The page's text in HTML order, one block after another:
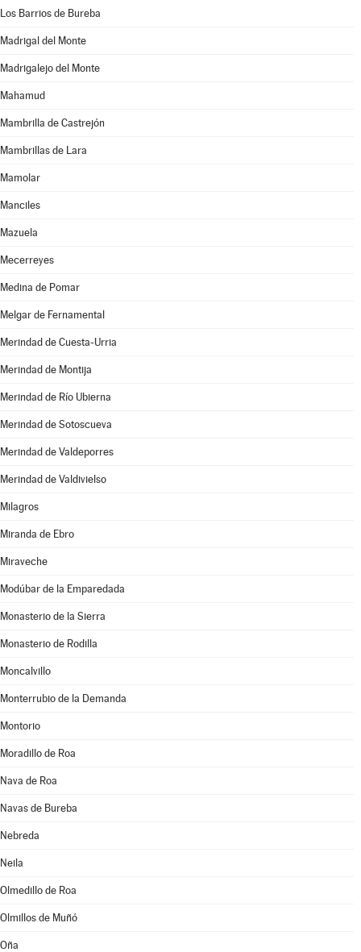
Los Barrios de Bureba
Madrigal del Monte
Madrigalejo del Monte
Mahamud
Mambrilla de Castrejón
Mambrillas de Lara
Mamolar
Manciles
Mazuela
Mecerreyes
Medina de Pomar
Melgar de Fernamental
Merindad de Cuesta-Urria
Merindad de Montija
Merindad de Río Ubierna
Merindad de Sotoscueva
Merindad de Valdeporres
Merindad de Valdivielso
Milagros
Miranda de Ebro
Miraveche
Modúbar de la Emparedada
Monasterio de la Sierra
Monasterio de Rodilla
Moncalvillo
Monterrubio de la Demanda
Montorio
Moradillo de Roa
Nava de Roa
Navas de Bureba
Nebreda
Neila
Olmedillo de Roa
Olmillos de Muñó
Oña